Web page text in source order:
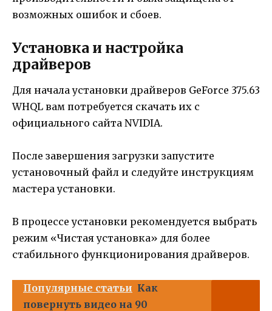
возможных ошибок и сбоев.
Установка и настройка
драйверов
Для начала установки драйверов GeForce 375.63
WHQL вам потребуется скачать их с
официального сайта NVIDIA.
После завершения загрузки запустите
установочный файл и следуйте инструкциям
мастера установки.
В процессе установки рекомендуется выбрать
режим «Чистая установка» для более
стабильного функционирования драйверов.
Популярные статьи Как
повернуть видео на 90